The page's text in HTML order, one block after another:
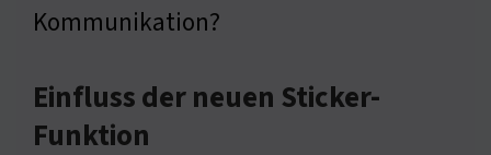
Kommunikation?
Einfluss der neuen Sticker-
Funktion